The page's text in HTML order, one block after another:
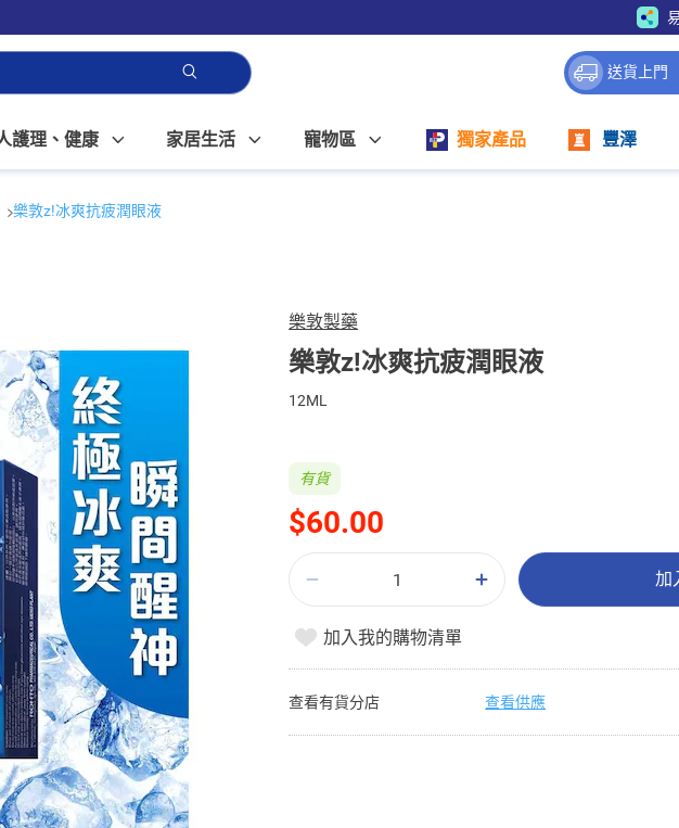
送貨上門
護理、健康 家居生活 寵物區 獨家產品 豐澤
樂敦z!冰爽抗疲潤眼液
樂敦製藥
樂敦z!冰爽抗疲潤眼液
12ML
$60.00
有貨
加
加入我的購物清單
查看有貨分店 查看供應